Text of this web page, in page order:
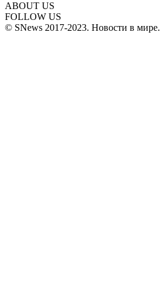
ABOUT US
FOLLOW US
© SNews 2017-2023. Новости в мире.